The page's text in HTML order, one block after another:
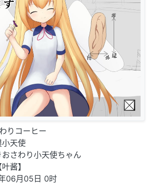
りコーヒー
小天使
さわり小天使ちゃん
酱】
06月05日 0时